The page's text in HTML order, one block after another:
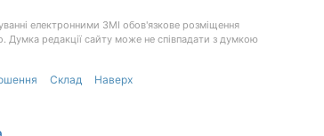
електронними ЗМІ обов'язкове розміщення
Думка редакції сайту може не співпадати з думкою
Склад Наверх